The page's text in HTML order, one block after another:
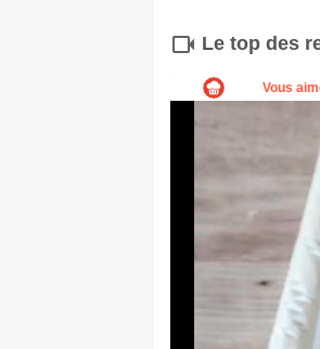
Le top des